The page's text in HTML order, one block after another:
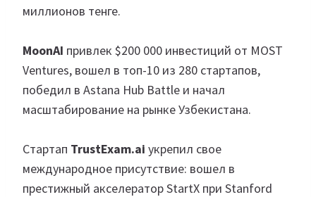
миллионов тенге.
MoonAI привлек $200 000 инвестиций от MOST
Ventures, вошел в топ-10 из 280 стартапов,
победил в Astana Hub Battle и начал
масштабирование на рынке Узбекистана.
Стартап TrustExam.ai укрепил свое
международное присутствие: вошел в
престижный акселератор StartX при Stanford